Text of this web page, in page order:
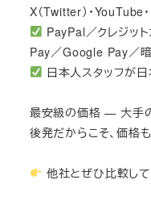
X（Twitter）・
PayPal／クレジッ
Pay／Google Pay／
日本人スタッフが
最安級の価格 — 大手
後発だからこそ、価格
他社とぜひ比較し